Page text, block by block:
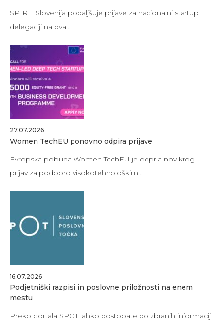
SPIRIT Slovenija podaljšuje prijave za nacionalni startup
delegaciji na dva…
27.07.2026
Women TechEU ponovno odpira prijave
Evropska pobuda Women TechEU je odprla nov krog
prijav za podporo visokotehnološkim…
16.07.2026
Podjetniški razpisi in poslovne priložnosti na enem
mestu
Preko portala SPOT lahko dostopate do zbranih informacij